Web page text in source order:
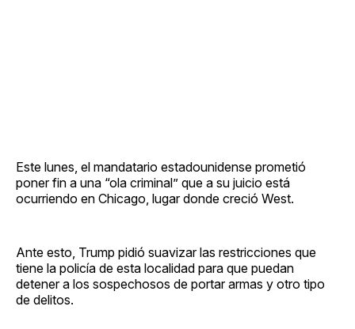
Este lunes, el mandatario estadounidense prometió
poner fin a una “ola criminal” que a su juicio está
ocurriendo en Chicago, lugar donde creció West.
Ante esto, Trump pidió suavizar las restricciones que
tiene la policía de esta localidad para que puedan
detener a los sospechosos de portar armas y otro tipo
de delitos.